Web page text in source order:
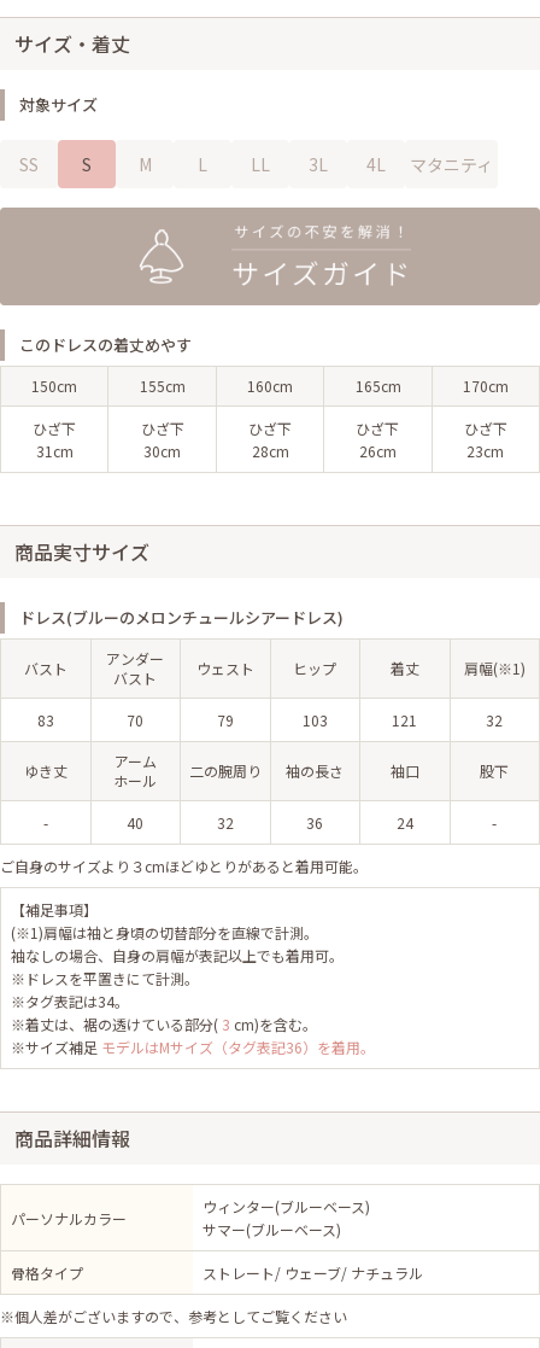
サイズ・着丈
対象サイズ
SS S M L LL 3L 4L マタニティ
このドレスの着丈めやす
150cm 155cm 160cm 165cm 170cm
ひざ下
31cm
ひざ下
30cm
ひざ下
28cm
ひざ下
26cm
ひざ下
23cm
商品実寸サイズ
ドレス(ブルーのメロンチュールシアードレス)
バスト
アンダー
バスト
ウェスト ヒップ 着丈 肩幅(※1)
83 70 79 103 121 32
ゆき丈
アーム
ホール
二の腕周り 袖の長さ 袖口 股下
- 40 32 36 24 -
ご自身のサイズより３cmほどゆとりがあると着用可能。
【補足事項】
(※1)肩幅は袖と身頃の切替部分を直線で計測。
袖なしの場合、自身の肩幅が表記以上でも着用可。
※ドレスを平置きにて計測。
※タグ表記は34。
※着丈は、裾の透けている部分( 3 cm)を含む。
※サイズ補足 モデルはMサイズ（タグ表記36）を着用。
商品詳細情報
パーソナルカラー
ウィンター(ブルーベース)
サマー(ブルーベース)
骨格タイプ ストレート/ ウェーブ/ ナチュラル
※個人差がございますので、参考としてご覧ください